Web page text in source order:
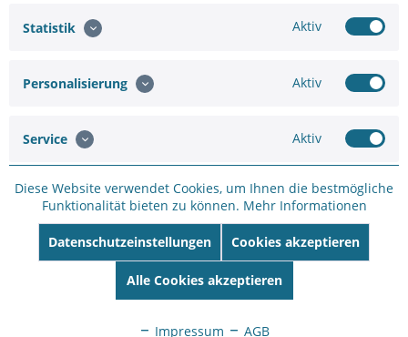
Hersteller:
EAN:
Beschreibung
Mobotix Sensormodul für M73 Kameras. Das
Sensormodul kann per Steck-Schnellverbindung
einfach...mehr
Technische Daten
Statistik Aktiv
Personalisierung Aktiv
Service Aktiv
Diese Website verwendet Cookies, um Ihnen die bestmögliche
Funktionalität bieten zu können. Mehr Informationen
Datenschutzeinstellungen Cookies akzeptieren
Alle Cookies akzeptieren
Impressum AGB